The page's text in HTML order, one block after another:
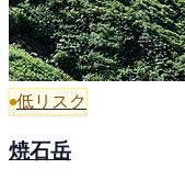
低リスク
焼石岳